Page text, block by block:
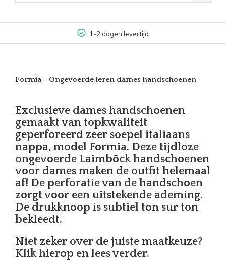
1-2 dagen levertijd
Formia - Ongevoerde leren dames handschoenen
Exclusieve dames handschoenen
gemaakt van topkwaliteit
geperforeerd zeer soepel italiaans
nappa, model Formia. Deze tijdloze
ongevoerde Laimböck handschoenen
voor dames maken de outfit helemaal
af! De perforatie van de handschoen
zorgt voor een uitstekende ademing.
De drukknoop is subtiel ton sur ton
bekleedt.
Niet zeker over de juiste maatkeuze?
Klik hierop en lees verder.